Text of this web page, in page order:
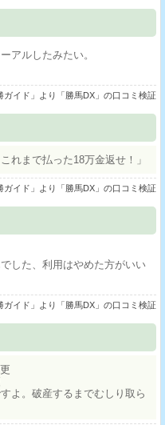
アルしたみたい。
ガイド」より「勝馬DX」の口コミ検証
れまで払った18万金返せ！」
ガイド」より「勝馬DX」の口コミ検証
した、利用はやめた方がいい
ガイド」より「勝馬DX」の口コミ検証
よ。破産するまでむしり取ら